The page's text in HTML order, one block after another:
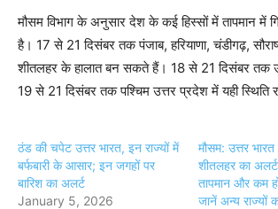
मौसम विभाग के अनुसार देश के कई हिस्सों में तापमान में
है। 17 से 21 दिसंबर तक पंजाब, हरियाणा, चंडीगढ़,
शीतलहर के हालात बन सकते हैं। 18 से 21 दिसंबर तक
19 से 21 दिसंबर तक पश्चिम उत्तर प्रदेश में यही स्थिति
ठंड की चपेट उत्तर भारत, इन राज्यों में
बर्फबारी के आसार; इन जगहों पर
बारिश का अलर्ट
January 5, 2026
मौसम: उत्तर
शीतलहर का
तापमान और कम
जानें अन्य राज्यों